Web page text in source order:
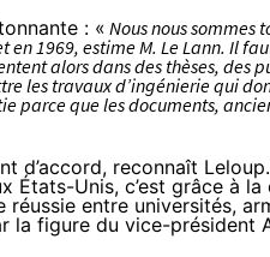
: « Nous nous sommes
1969, estime M. Le Lann. Il
alors dans des thèses, des
les travaux d’ingénierie qui
parce que les documents,
d’accord, reconnaît
États-Unis, c’est grâce à
entre universités,
figure du vice-président